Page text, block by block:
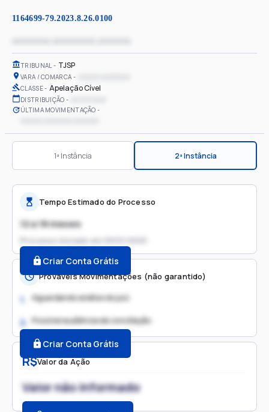
1164699-79.2023.8.26.0100
TRIBUNAL TJSP
VARA / COMARCA
CLASSE Apelação Cível
DISTRIBUIÇÃO
ÚLTIMA MOVIMENTAÇÃO
1ª Instância 2ª Instância
R$Valor da Ação
Valor não informado
Tempo Estimado do Processo
12 a 18 meses
Processo iniciado em
Criar Conta Grátis
Prováveis Movimentações (não garantido)
1. Aguardando análise do juiz
2. Possível audiência de conciliação
Criar Conta Grátis